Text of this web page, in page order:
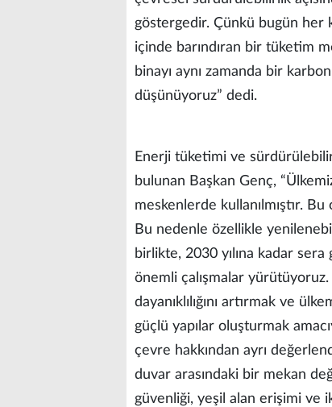
göstergedir. Çünkü bugün her
içinde barındıran bir tüketim
binayı aynı zamanda bir
düşünüyoruz” dedi.
Enerji tüketimi ve
bulunan Başkan Genç,
meskenlerde kullanılmıştır.
Bu nedenle özellikle
birlikte, 2030 yılına kadar sera
önemli çalışmalar
dayanıklılığını artırmak ve
güçlü yapılar oluşturmak
çevre hakkından ayrı
duvar arasındaki bir mekan
güvenliği, yeşil alan erişimi ve